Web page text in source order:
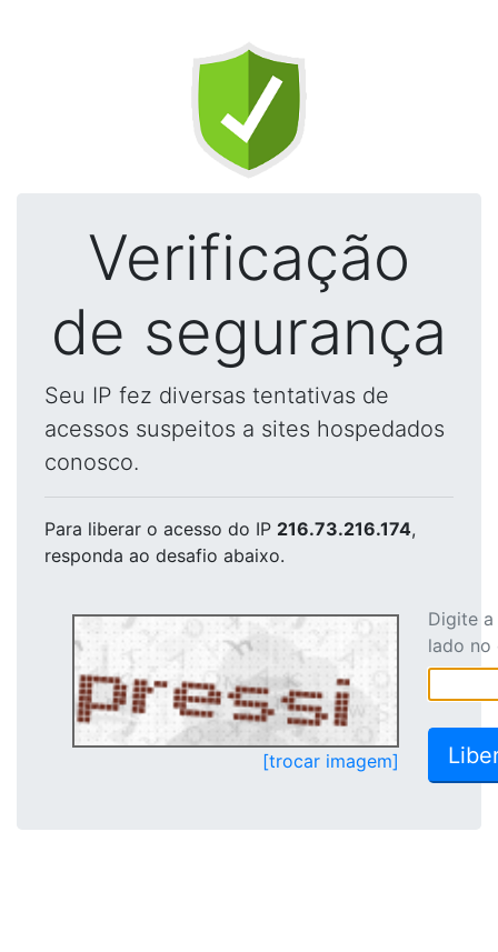
Verificação
de segurança
Seu IP fez diversas tentativas de
acessos suspeitos a sites hospedados
conosco.
Para liberar o acesso do IP 216.73.216.174,
responda ao desafio abaixo.
[trocar imagem]
Digite
lado no